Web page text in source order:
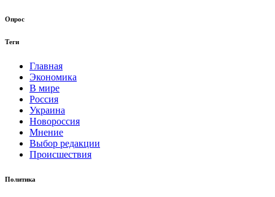
Опрос
Теги
Главная
Экономика
В мире
Россия
Украина
Новороссия
Мнение
Выбор редакции
Происшествия
Политика